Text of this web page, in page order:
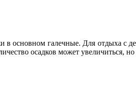
в основном галечные. Для отдыха
осадков может увеличиться,